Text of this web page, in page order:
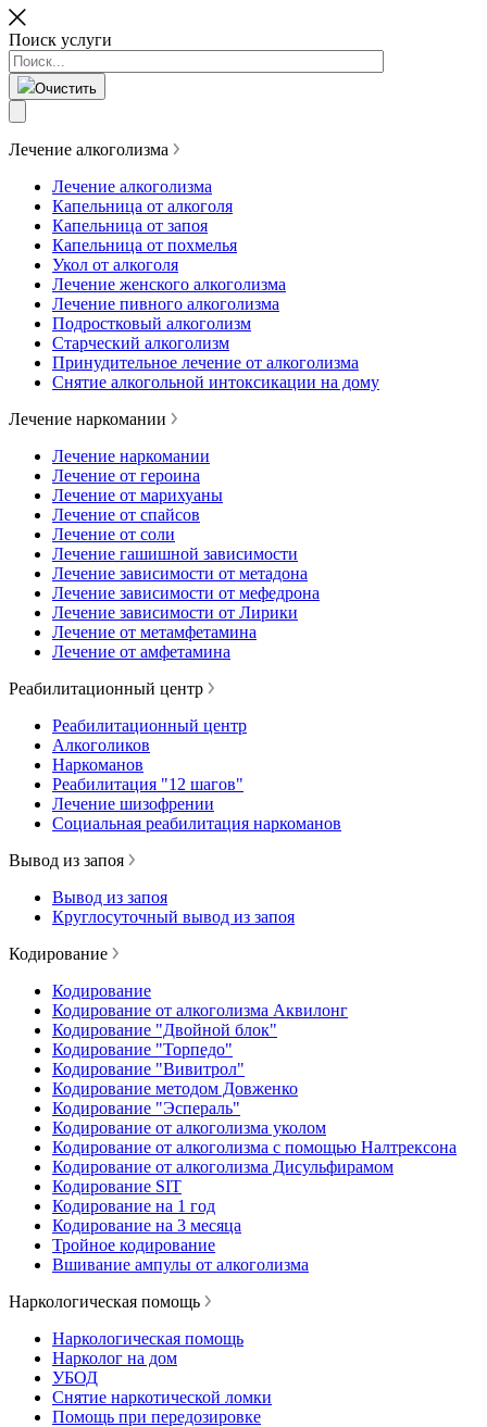
Поиск услуги
Очистить
Лечение алкоголизма
Лечение алкоголизма
Капельница от алкоголя
Капельница от запоя
Капельница от похмелья
Укол от алкоголя
Лечение женского алкоголизма
Лечение пивного алкоголизма
Подростковый алкоголизм
Старческий алкоголизм
Принудительное лечение от алкоголизма
Снятие алкогольной интоксикации на дому
Лечение наркомании
Лечение наркомании
Лечение от героина
Лечение от марихуаны
Лечение от спайсов
Лечение от соли
Лечение гашишной зависимости
Лечение зависимости от метадона
Лечение зависимости от мефедрона
Лечение зависимости от Лирики
Лечение от метамфетамина
Лечение от амфетамина
Реабилитационный центр
Реабилитационный центр
Алкоголиков
Наркоманов
Реабилитация "12 шагов"
Лечение шизофрении
Социальная реабилитация наркоманов
Вывод из запоя
Вывод из запоя
Круглосуточный вывод из запоя
Кодирование
Кодирование
Кодирование от алкоголизма Аквилонг
Кодирование "Двойной блок"
Кодирование "Торпедо"
Кодирование "Вивитрол"
Кодирование методом Довженко
Кодирование "Эспераль"
Кодирование от алкоголизма уколом
Кодирование от алкоголизма с помощью Налтрексона
Кодирование от алкоголизма Дисульфирамом
Кодирование SIT
Кодирование на 1 год
Кодирование на 3 месяца
Тройное кодирование
Вшивание ампулы от алкоголизма
Наркологическая помощь
Наркологическая помощь
Нарколог на дом
УБОД
Снятие наркотической ломки
Помощь при передозировке